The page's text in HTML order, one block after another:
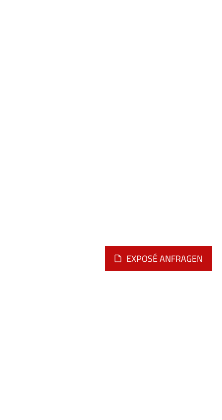
EXPOSÉ ANFRAGEN